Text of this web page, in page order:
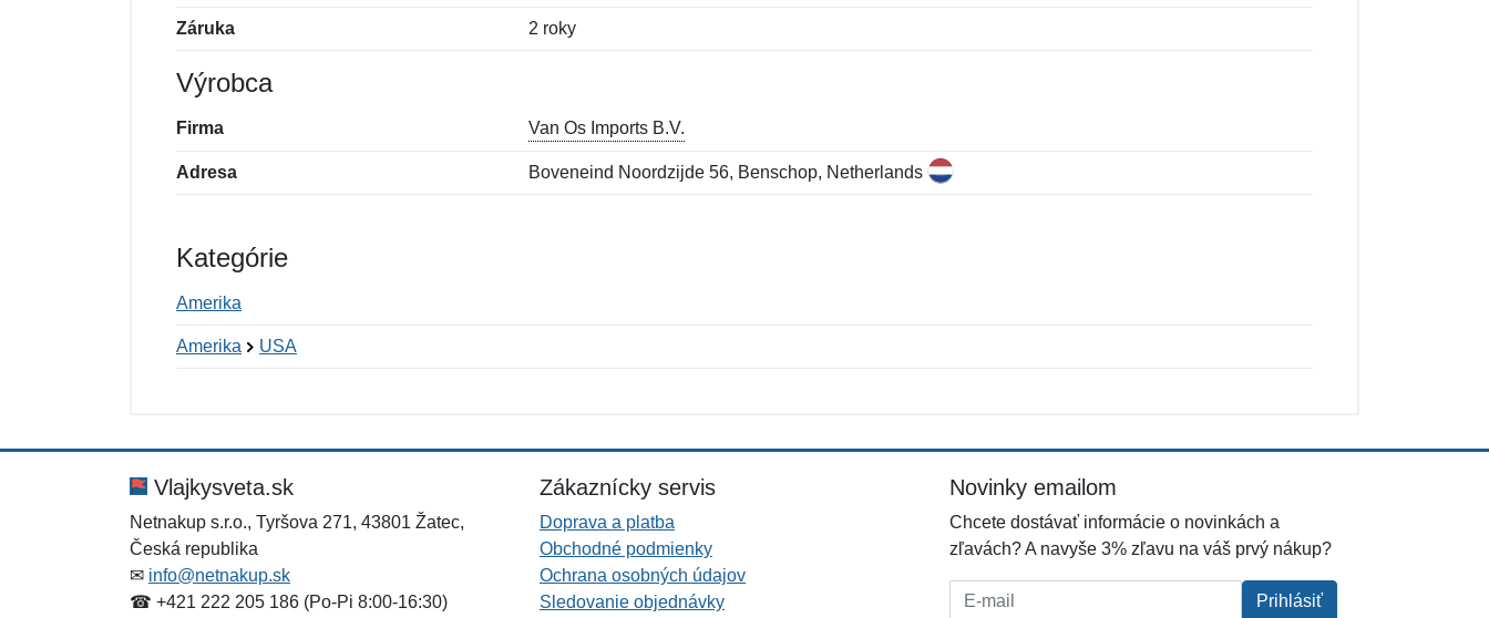
Záruka 2 roky
Výrobca
Firma Van Os Imports B.V.
Adresa Boveneind Noordzijde 56, Benschop, Netherlands
Kategórie
Amerika
Amerika USA
Správa*
Správa*
Vlajkysveta.sk
Netnakup s.r.o., Tyršova 271, 43801 Žatec,
Česká republika
✉ info@netnakup.sk
☎ +421 222 205 186 (Po-Pi 8:00-16:30)
Zákaznícky servis
Doprava a platba
Obchodné podmienky
Ochrana osobných údajov
Sledovanie objednávky
Novinky emailom
Chcete dostávať informácie o novinkách a
zľavách? A navyše 3% zľavu na váš prvý nákup?
E-mail: Prihlásiť